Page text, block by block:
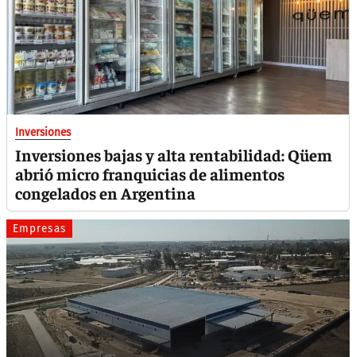
Inversiones
Inversiones bajas y alta rentabilidad: Qüem
abrió micro franquicias de alimentos
congelados en Argentina
Empresas